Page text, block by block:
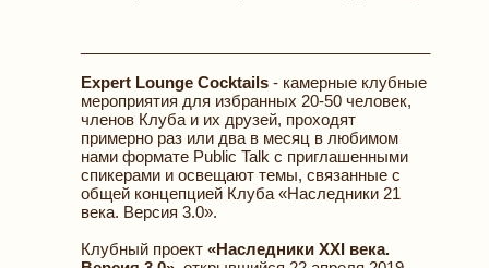
Expert Lounge Cocktails - камерные клубные
мероприятия для избранных 20-50 человек,
членов Клуба и их друзей, проходят
примерно раз или два в месяц в любимом
нами формате Public Talk с приглашенными
спикерами и освещают темы, связанные с
общей концепцией Клуба «Наследники 21
века. Версия 3.0».
Клубный проект «Наследники XXI века.